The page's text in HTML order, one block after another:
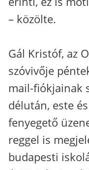
– közölte.
Gál Kristóf, az
szóvivője
mail-fiókjainak
délután, este
fenyegető
reggel is
budapesti